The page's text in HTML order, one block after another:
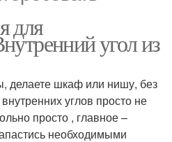
для
угол из
делаете шкаф или нишу, без
углов просто не
просто , главное –
необходимыми